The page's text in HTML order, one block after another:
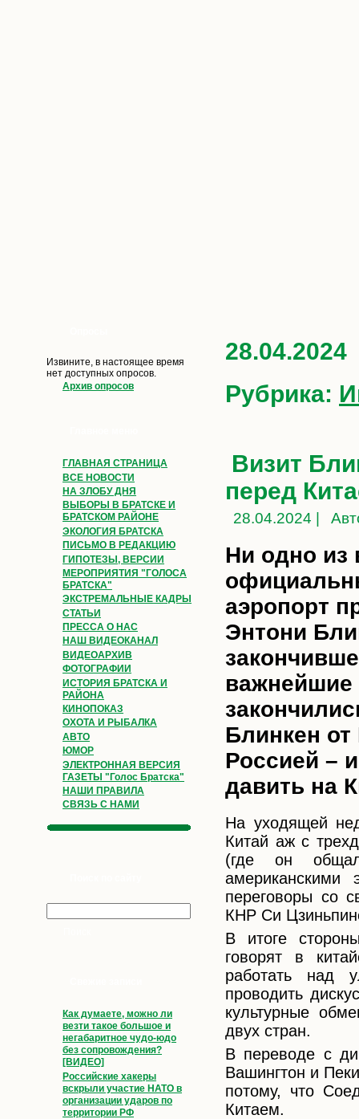
Извините, в настоящее время
нет доступных опросов.
Архив опросов
ГЛАВНАЯ СТРАНИЦА
ВСЕ НОВОСТИ
НА ЗЛОБУ ДНЯ
ВЫБОРЫ В БРАТСКЕ И
БРАТСКОМ РАЙОНЕ
ЭКОЛОГИЯ БРАТСКА
ПИСЬМО В РЕДАКЦИЮ
ГИПОТЕЗЫ, ВЕРСИИ
МЕРОПРИЯТИЯ "ГОЛОСА
БРАТСКА"
ЭКСТРЕМАЛЬНЫЕ КАДРЫ
СТАТЬИ
ПРЕССА О НАС
НАШ ВИДЕОКАНАЛ
ВИДЕОАРХИВ
ФОТОГРАФИИ
ИСТОРИЯ БРАТСКА И
РАЙОНА
КИНОПОКАЗ
ОХОТА И РЫБАЛКА
АВТО
ЮМОР
ЭЛЕКТРОННАЯ ВЕРСИЯ
ГАЗЕТЫ "Голос Братска"
НАШИ ПРАВИЛА
СВЯЗЬ С НАМИ
Как думаете, можно ли
везти такое большое и
негабаритное чудо-юдо
без сопровождения?
[ВИДЕО]
Российские хакеры
вскрыли участие НАТО в
организации ударов по
территории РФ
28.04.2024
Рубрика:
Визит
перед
28.04.2024 |
Ни одно из
аэропорт
Энтони
важнейшие
Блинкен
Россией –
давить на
На уходящей
Китай аж с
(где он
американскими
переговоры со
КНР Си
В итоге
говорят в
работать над
проводить
культурные
двух стран.
В переводе с
Вашингтон и
потому, что
Китаем.